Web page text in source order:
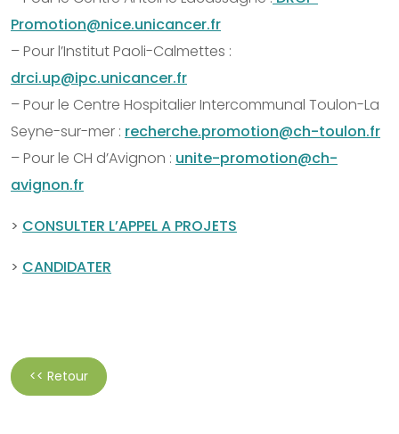
Promotion@nice.unicancer.fr
– Pour l’Institut Paoli-Calmettes :
drci.up@ipc.unicancer.fr
– Pour le Centre Hospitalier Intercommunal Toulon-La
Seyne-sur-mer : recherche.promotion@ch-toulon.fr
– Pour le CH d’Avignon : unite-promotion@ch-
avignon.fr
> CONSULTER L’APPEL A PROJETS
> CANDIDATER
<< Retour